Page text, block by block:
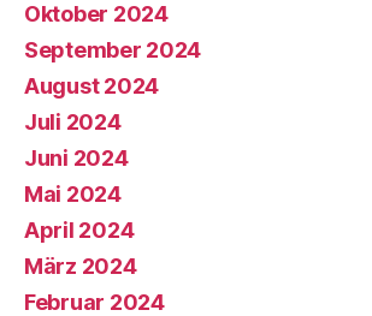
Oktober 2024
September 2024
August 2024
Juli 2024
Juni 2024
Mai 2024
April 2024
März 2024
Februar 2024